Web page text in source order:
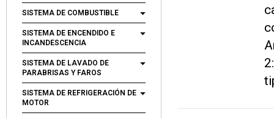
SISTEMA DE COMBUSTIBLE
SISTEMA DE ENCENDIDO E
INCANDESCENCIA
SISTEMA DE LAVADO DE
PARABRISAS Y FAROS
SISTEMA DE REFRIGERACIÓN DE
MOTOR